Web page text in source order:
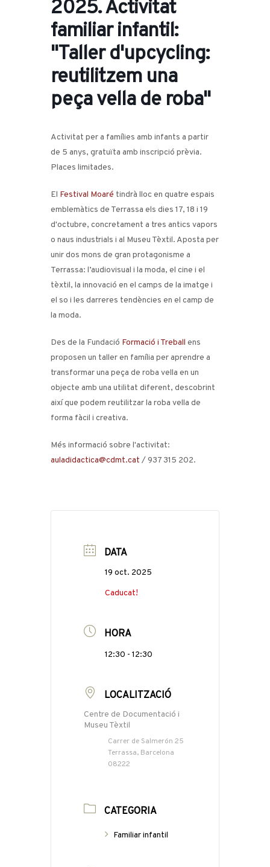
2025. Activitat
familiar infantil:
"Taller d'upcycling:
reutilitzem una
peça vella de roba"
Activitat per a famílies amb infants a partir
de 5 anys, gratuïta amb inscripció prèvia.
Places limitades.
El Festival Moaré tindrà lloc en quatre espais
emblemàtics de Terrassa els dies 17, 18 i 19
d'octubre, concretament a tres antics vapors
o naus industrials i al Museu Tèxtil. Aposta per
unir dos mons de gran protagonisme a
Terrassa: l’audiovisual i la moda, el cine i el
tèxtil, la innovació en el camps de la imatge i
el so i les darreres tendències en el camp de
la moda.
Des de la Fundació Formació i Treball ens
proposen un taller en família per aprendre a
transformar una peça de roba vella en un
objecte amb una utilitat diferent, descobrint
així que podem reutilitzar la roba vella de
forma fàcil i creativa.
Més informació sobre l'activitat:
auladidactica@cdmt.cat / 937 315 202.
DATA
19 oct. 2025
Caducat!
HORA
12:30 - 12:30
LOCALITZACIÓ
Centre de Documentació i
Museu Tèxtil
Carrer de Salmerón 25
Terrassa, Barcelona
08222
CATEGORIA
Familiar infantil